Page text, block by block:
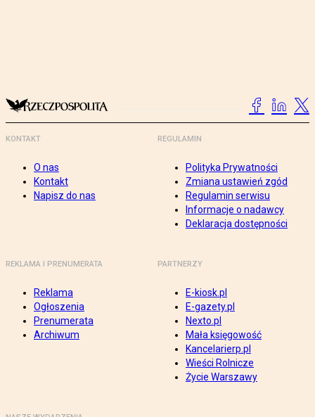
KONTAKT
O nas
Kontakt
Napisz do nas
REGULAMIN
Polityka Prywatności
Zmiana ustawień zgód
Regulamin serwisu
Informacje o nadawcy
Deklaracja dostępności
REKLAMA I PRENUMERATA
Reklama
Ogłoszenia
Prenumerata
Archiwum
PARTNERZY
E-kiosk.pl
E-gazety.pl
Nexto.pl
Mała księgowość
Kancelarierp.pl
Wieści Rolnicze
Życie Warszawy